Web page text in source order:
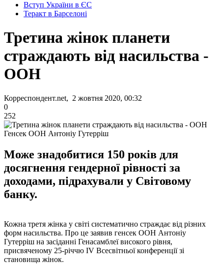
Вступ України в ЄС
Теракт в Барселоні
Третина жінок планети
страждають від насильства -
ООН
Корреспондент.net, 2 жовтня 2020, 00:32
0
252
Генсек ООН Антоніу Гутерріш
Може знадобитися 150 років для
досягнення гендерної рівності за
доходами, підрахували у Світовому
банку.
Кожна третя жінка у світі систематично страждає від різних
форм насильства. Про це заявив генсек ООН Антоніу
Гутерріш на засіданні Генасамблеї високого рівня,
присвяченому 25-річчю IV Всесвітньої конференції зі
становища жінок.